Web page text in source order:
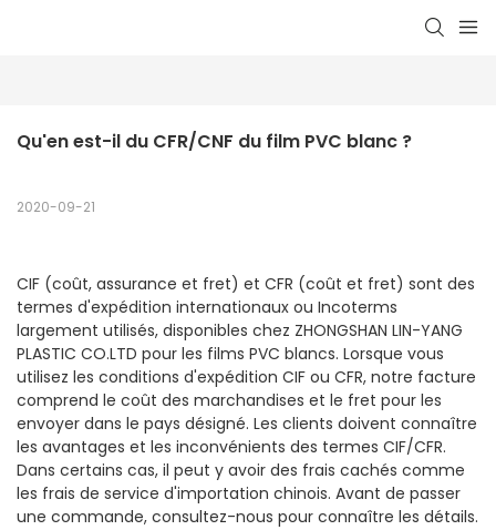
Qu'en est-il du CFR/CNF du film PVC blanc ?
2020-09-21
CIF (coût, assurance et fret) et CFR (coût et fret) sont des
termes d'expédition internationaux ou Incoterms
largement utilisés, disponibles chez ZHONGSHAN LIN-YANG
PLASTIC CO.LTD pour les films PVC blancs. Lorsque vous
utilisez les conditions d'expédition CIF ou CFR, notre facture
comprend le coût des marchandises et le fret pour les
envoyer dans le pays désigné. Les clients doivent connaître
les avantages et les inconvénients des termes CIF/CFR.
Dans certains cas, il peut y avoir des frais cachés comme
les frais de service d'importation chinois. Avant de passer
une commande, consultez-nous pour connaître les détails.